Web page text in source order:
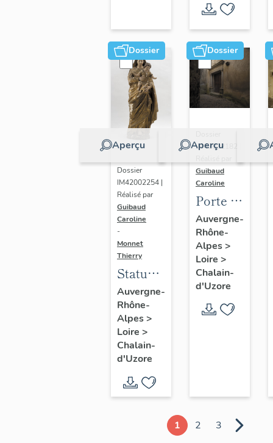
Dossier
Aperçu
Dossier
IM42002254 |
Réalisé par
Guibaud
Caroline
-
Monnet
Thierry
Statue :
Vierge
à
l'Enfant
Jésus
Auvergne-
Rhône-
Alpes>
Loire >
Chalain-
d'Uzore
Dossier
Aperçu
IM42002182 |
Guibaud
Caroline
Porte et
vantaux
de la
grande
salle
Auvergne-
Rhône-
Alpes>
Loire >
Chalain-
d'Uzore
1 2 3